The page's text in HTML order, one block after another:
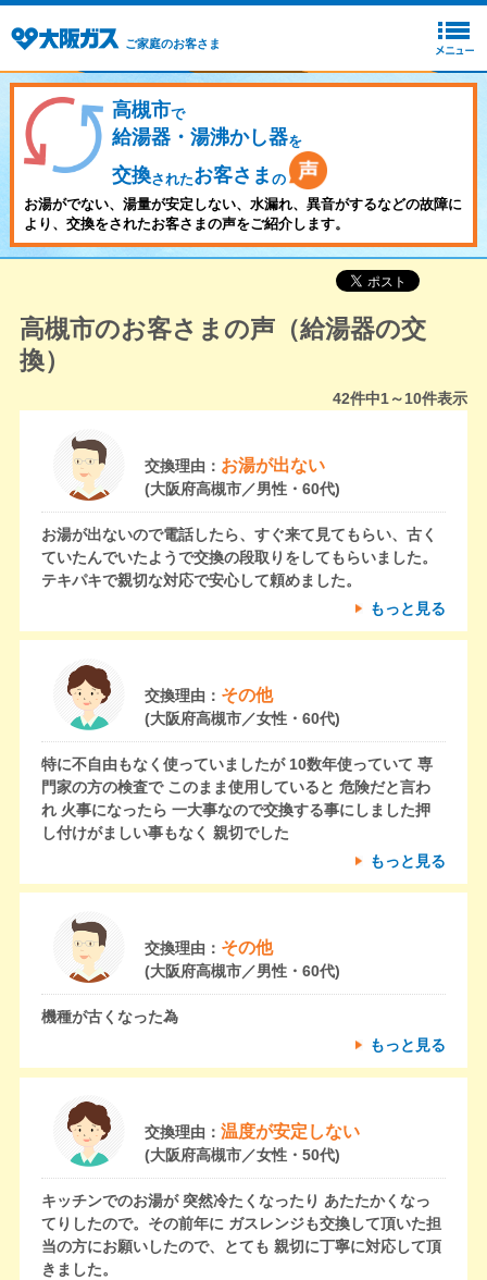
ご家庭のお客さま
高槻市で
給湯器・湯沸かし器を
交換されたお客さま の
お湯がでない、湯量が安定しない、水漏れ、異音がするなどの故障に
より、交換をされたお客さまの声をご紹介します。
高槻市のお客さまの声（給湯器の交
換）
42件中1～10件表示
交換理由： お湯が出ない
(大阪府高槻市／男性・60代)
お湯が出ないので電話したら、すぐ来て見てもらい、古く
ていたんでいたようで交換の段取りをしてもらいました。
テキパキで親切な対応で安心して頼めました。
もっと見る
交換理由： その他
(大阪府高槻市／女性・60代)
特に不自由もなく使っていましたが 10数年使っていて 専
門家の方の検査で このまま使用していると 危険だと言わ
れ 火事になったら 一大事なので交換する事にしました押
し付けがましい事もなく 親切でした
もっと見る
交換理由： その他
(大阪府高槻市／男性・60代)
機種が古くなった為
もっと見る
交換理由： 温度が安定しない
(大阪府高槻市／女性・50代)
キッチンでのお湯が 突然冷たくなったり あたたかくなっ
てりしたので。その前年に ガスレンジも交換して頂いた担
当の方にお願いしたので、とても 親切に丁寧に対応して頂
きました。